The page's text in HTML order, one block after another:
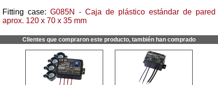
Fitting case: G085N - Caja de plástico estándar de pared
aprox. 120 x 70 x 35 mm
Clientes que compraron este producto, también han comprado